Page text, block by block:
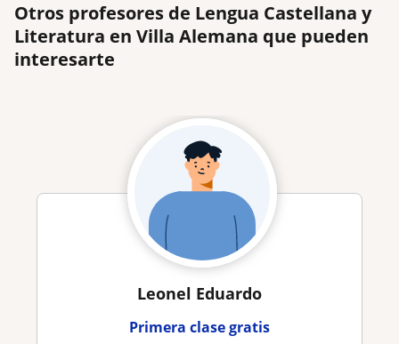
Otros profesores de Lengua Castellana y
Literatura en Villa Alemana que pueden
interesarte
Leonel Eduardo
Primera clase gratis